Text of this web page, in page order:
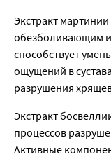
Экстракт
обезболивающим
способствует
ощущений в
разрушения
Экстракт
процессов
Активные